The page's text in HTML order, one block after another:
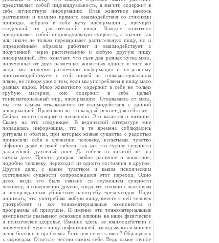
представляет собой индивидуальность, а значит, содержит в
себе личностную информацию. Итак животное наелось
растениями и помимо прямого взаимодействия со стихиями
природы, вобрало в себя кучу информации , прсущей
съеденной им растительной пищи. Каждое животное
представляет собой индивидуальную сущность, а значит, так
или иначе не только переваривает растительную пищу, но и
определённым образом работает и взаимодействует с
полученной через растительную и любую другую пищу
информацией. Это означает, что съев два разных куска мяса,
полученных от двух различных животных одного и того же
вида, мы получим различную информация и по-разному
провзаимодействуем с этой пищей на тонкоматериальном
плане, не говоря уже о том, если мы употребляем в пищу мясо
разных видов. Мясо животного содержит в себе не только
грубую материю, оно содержит в себе целый
тонкоматериальный мир, информацию. Отказываясь от мяса,
мы тем самым отказываемся от взаимодействия с данной
информацией. Правильно ли это каждый решает для себя сам.
Сейчас много говорят о ненасилии. Это касается и питания.
Скажу на это следующее. В ведической литературе мне
попадалась информация, что в те времена соблюдались
ритуалы и обычаи, при которых живые существа с радостью
приносили себя в служение человеку, испытывая чувство
эйфории даже в своей гибели, так как это сулило сущности
дальнейший духовный рост. Да гибели-то никакой нет на
самом деле. Просто умирая, любое растение и животное,
подобно человеку, переходит из одного состояния в другое.
Другое дело, с каким чувством и каким психическим
состоянием сущности сопровождался этот переход. Одно
дело, когда это было связано со служением сущности
человеку, и совершенно другое, когда это связано с массовым
и неоправданным убийством напотребу чревоугодия. Надо
понимать, что употребляя любую пищу, вместе с ней человек
употребляет и все тонкоматериальные компоненты и
программы ей присущие. И именно эти тонкоматериальные
компоненты оказывают основное влияние на наше физическое
и психическое здоровье. Именно здесь, во взаимодействии с
полученной через пищу информацией, закладываются многие
наши болезни и проблемы. Есть или не есть мясо? Обращаюсь
к сыроедам. Ответьте честно самим себе. Ведь самое глупое